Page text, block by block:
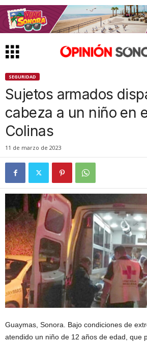
SEGURIDAD
Sujetos armados
cabeza a un niño en
Colinas
11 de marzo de 2023
Guaymas, Sonora. Bajo condiciones de
atendido un niño de 12 años de edad, que